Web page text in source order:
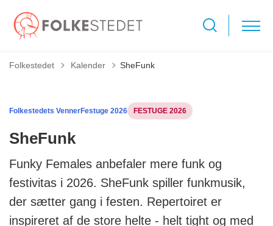
Folkestedet Tilbage til
Kalender SheFunk
Folkestedets VennerFestuge 2026 FESTUGE 2026
SheFunk
Funky Females anbefaler mere funk og
festivitas i 2026. SheFunk spiller funkmusik,
der sætter gang i festen. Repertoiret er
inspireret af de store helte - helt tight og med